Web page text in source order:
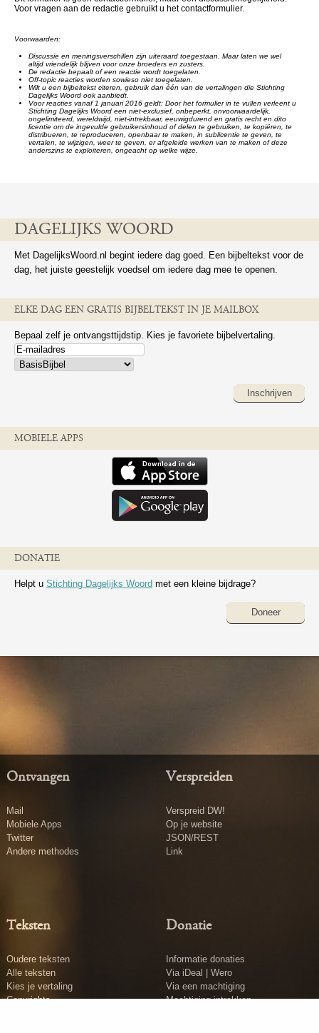
Voor vragen aan de redactie gebruikt u het contactformulier.
Voorwaarden:
Discussie en meningsverschillen zijn uiteraard toegestaan. Maar laten we wel
altijd vriendelijk blijven voor onze broeders en zusters.
De redactie bepaalt of een reactie wordt toegelaten.
Off-topic reacties worden sowieso niet toegelaten.
Wilt u een bijbeltekst citeren, gebruik dan één van de vertalingen die Stichting
Dagelijks Woord ook aanbiedt.
Voor reacties vanaf 1 januari 2016 geldt: Door het formulier in te vullen verleent u
Stichting Dagelijks Woord een niet-exclusief, onbeperkt, onvoorwaardelijk,
ongelimiteerd, wereldwijd, niet-intrekbaar, eeuwigdurend en gratis recht en dito
licentie om de ingevulde gebruikersinhoud of delen te gebruiken, te kopiëren, te
distribueren, te reproduceren, openbaar te maken, in sublicentie te geven, te
vertalen, te wijzigen, weer te geven, er afgeleide werken van te maken of deze
anderszins te exploiteren, ongeacht op welke wijze.
DAGELIJKS WOORD
Met DagelijksWoord.nl begint iedere dag goed. Een bijbeltekst voor de
dag, het juiste geestelijk voedsel om iedere dag mee te openen.
ELKE DAG EEN GRATIS BIJBELTEKST IN JE MAILBOX
Bepaal zelf je ontvangsttijdstip. Kies je favoriete bijbelvertaling.
Inschrijven
MOBIELE APPS
DONATIE
Helpt u Stichting Dagelijks Woord met een kleine bijdrage?
Doneer
Ontvangen
Mail
Mobiele Apps
Twitter
Andere methodes
Verspreiden
Verspreid DW!
Op je website
JSON/REST
Link
Teksten
Oudere teksten
Alle teksten
Kies je vertaling
Copyrights
Donatie
Informatie donaties
Via iDeal | Wero
Via een machtiging
Machtiging intrekken